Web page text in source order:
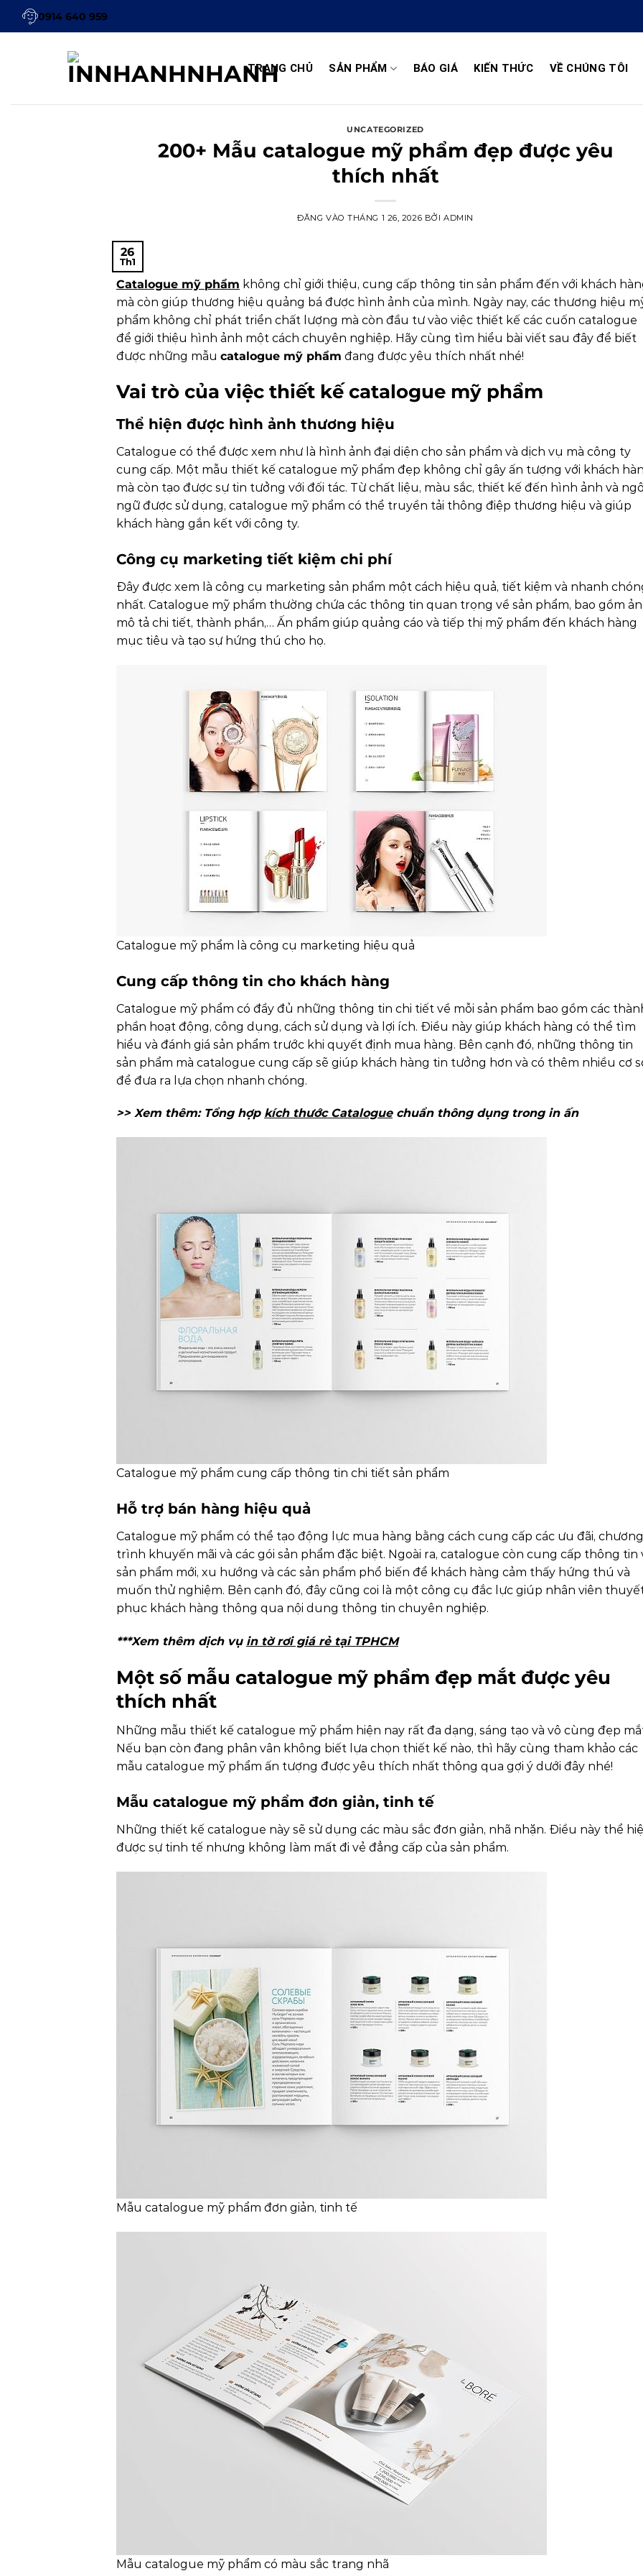
0914 640 959
TRANG CHỦ SẢN PHẨM BÁO GIÁ KIẾN THỨC VỀ CHÚNG TÔI
UNCATEGORIZED
200+ Mẫu catalogue mỹ phẩm đẹp được yêu
thích nhất
ĐĂNG VÀOTHÁNG 1 26, 2026 BỞI ADMIN
26
Th1
Catalogue mỹ phẩm không chỉ giới thiệu, cung cấp thông tin sản phẩm đến với khách
mà còn giúp thương hiệu quảng bá được hình ảnh của mình. Ngày nay, các thương hiệu
phẩm không chỉ phát triển chất lượng mà còn đầu tư vào việc thiết kế các cuốn catalogue
để giới thiệu hình ảnh một cách chuyên nghiệp. Hãy cùng tìm hiểu bài viết sau đây để biết
được những mẫu catalogue mỹ phẩm đang được yêu thích nhất nhé!
Vai trò của việc thiết kế catalogue mỹ phẩm
Thể hiện được hình ảnh thương hiệu
Catalogue có thể được xem như là hình ảnh đại diện cho sản phẩm và dịch vụ mà công ty
cung cấp. Một mẫu thiết kế catalogue mỹ phẩm đẹp không chỉ gây ấn tượng với khách
mà còn tạo được sự tin tưởng với đối tác. Từ chất liệu, màu sắc, thiết kế đến hình ảnh và
ngữ được sử dụng, catalogue mỹ phẩm có thể truyền tải thông điệp thương hiệu và giúp
khách hàng gắn kết với công ty.
Công cụ marketing tiết kiệm chi phí
Đây được xem là công cụ marketing sản phẩm một cách hiệu quả, tiết kiệm và nhanh
nhất. Catalogue mỹ phẩm thường chứa các thông tin quan trọng về sản phẩm, bao gồm
mô tả chi tiết, thành phần,… Ấn phẩm giúp quảng cáo và tiếp thị mỹ phẩm đến khách hàng
mục tiêu và tạo sự hứng thú cho họ.
Catalogue mỹ phẩm là công cụ marketing hiệu quả
Cung cấp thông tin cho khách hàng
Catalogue mỹ phẩm có đầy đủ những thông tin chi tiết về mỗi sản phẩm bao gồm các
phần hoạt động, công dụng, cách sử dụng và lợi ích. Điều này giúp khách hàng có thể tìm
hiểu và đánh giá sản phẩm trước khi quyết định mua hàng. Bên cạnh đó, những thông tin
sản phẩm mà catalogue cung cấp sẽ giúp khách hàng tin tưởng hơn và có thêm nhiều cơ
để đưa ra lựa chọn nhanh chóng.
>> Xem thêm: Tổng hợp kích thước Cataloguechuẩn thông dụng trong in ấn
Catalogue mỹ phẩm cung cấp thông tin chi tiết sản phẩm
Hỗ trợ bán hàng hiệu quả
Catalogue mỹ phẩm có thể tạo động lực mua hàng bằng cách cung cấp các ưu đãi, chương
trình khuyến mãi và các gói sản phẩm đặc biệt. Ngoài ra, catalogue còn cung cấp thông tin
sản phẩm mới, xu hướng và các sản phẩm phổ biến để khách hàng cảm thấy hứng thú và
muốn thử nghiệm. Bên cạnh đó, đây cũng coi là một công cụ đắc lực giúp nhân viên
phục khách hàng thông qua nội dung thông tin chuyên nghiệp.
***Xem thêm dịch vụ in tờ rơi giá rẻ tại TPHCM
Một số mẫu catalogue mỹ phẩm đẹp mắt được yêu
thích nhất
Những mẫu thiết kế catalogue mỹ phẩm hiện nay rất đa dạng, sáng tạo và vô cùng đẹp
Nếu bạn còn đang phân vân không biết lựa chọn thiết kế nào, thì hãy cùng tham khảo các
mẫu catalogue mỹ phẩm ấn tượng được yêu thích nhất thông qua gợi ý dưới đây nhé!
Mẫu catalogue mỹ phẩm đơn giản, tinh tế
Những thiết kế catalogue này sẽ sử dụng các màu sắc đơn giản, nhã nhặn. Điều này thể
được sự tinh tế nhưng không làm mất đi vẻ đẳng cấp của sản phẩm.
Mẫu catalogue mỹ phẩm đơn giản, tinh tế
Mẫu catalogue mỹ phẩm có màu sắc trang nhã